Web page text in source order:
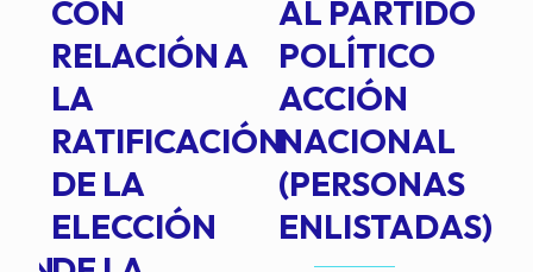
CON
RELACIÓN A
LA
RATIFICACIÓN
DE LA
ELECCIÓN
AL PARTIDO
POLÍTICO
ACCIÓN
NACIONAL
(PERSONAS
ENLISTADAS)